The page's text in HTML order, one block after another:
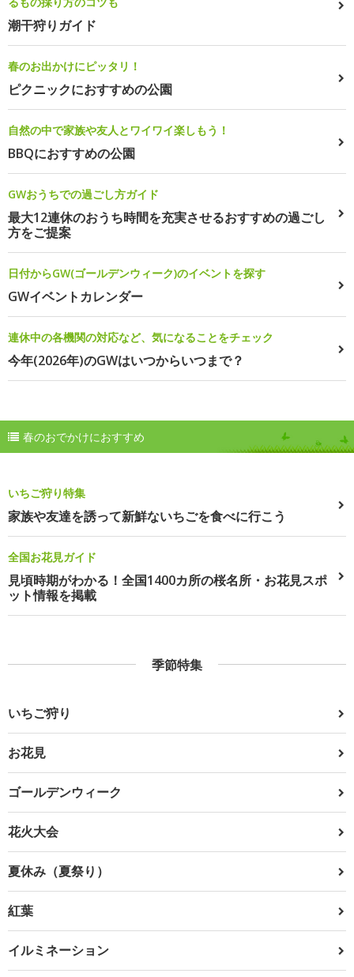
潮干狩りガイド
春のお出かけにピッタリ！
ピクニックにおすすめの公園
自然の中で家族や友人とワイワイ楽しもう！
BBQにおすすめの公園
GWおうちでの過ごし方ガイド
最大12連休のおうち時間を充実させるおすすめの過ごし
方をご提案
日付からGW(ゴールデンウィーク)のイベントを探す
GWイベントカレンダー
連休中の各機関の対応など、気になることをチェック
今年(2026年)のGWはいつからいつまで？
春のおでかけにおすすめ
いちご狩り特集
家族や友達を誘って新鮮ないちごを食べに行こう
全国お花見ガイド
見頃時期がわかる！全国1400カ所の桜名所・お花見スポ
ット情報を掲載
季節特集
いちご狩り
お花見
ゴールデンウィーク
花火大会
夏休み（夏祭り）
紅葉
イルミネーション